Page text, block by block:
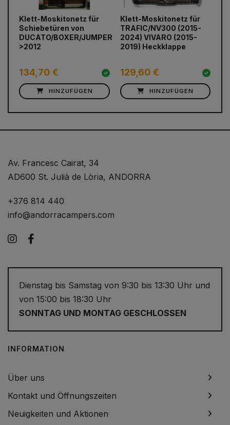
Klett-Moskitonetz für
Schiebetüren von
DUCATO/BOXER/JUMPER
>2012
134,70 €
HINZUFÜGEN
Klett-Moskitonetz für
TRAFIC/NV300 (2015-
2024) VIVARO (2015-
2019) Heckklappe
129,60 €
HINZUFÜGEN
prev next
Av. Francesc Cairat, 34
AD600 St. Julià de Lòria, ANDORRA
+376 814 440
info@andorracampers.com
Instagram
Dienstag bis Samstag von 9:30 bis 13:30 Uhr und
von 15:00 bis 18:30 Uhr
SONNTAG UND MONTAG GESCHLOSSEN
INFORMATION
Über uns
Kontakt und Öffnungszeiten
Neuigkeiten und Aktionen